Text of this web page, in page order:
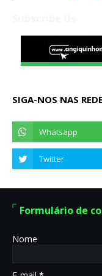
SIGA-NOS NAS
Formulário de
Nome